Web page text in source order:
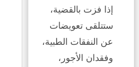
إذا فزت بالقضية،
ستتلقى تعويضات
عن النفقات الطبية،
وفقدان الأجور،